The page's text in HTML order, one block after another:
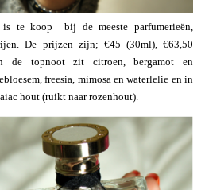
is te koop bij de meeste parfumerieën,
De prijzen zijn; €45 (30ml), €63,50
de topnoot zit citroen, bergamot en
freesia, mimosa en waterlelie en in
hout (ruikt naar rozenhout).